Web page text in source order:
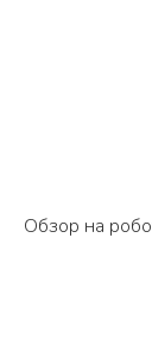
Обзор на